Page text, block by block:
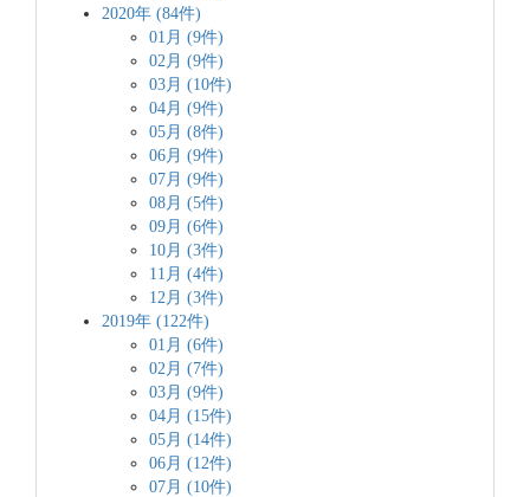
2020年 (84件)
01月 (9件)
02月 (9件)
03月 (10件)
04月 (9件)
05月 (8件)
06月 (9件)
07月 (9件)
08月 (5件)
09月 (6件)
10月 (3件)
11月 (4件)
12月 (3件)
2019年 (122件)
01月 (6件)
02月 (7件)
03月 (9件)
04月 (15件)
05月 (14件)
06月 (12件)
07月 (10件)